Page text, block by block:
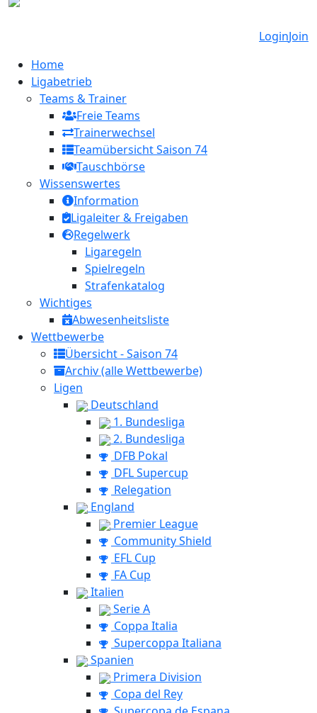
LoginJoin
Home
Ligabetrieb
Teams & Trainer
Freie Teams
Trainerwechsel
Teamübersicht Saison 74
Tauschbörse
Wissenswertes
Information
Ligaleiter & Freigaben
Regelwerk
Ligaregeln
Spielregeln
Strafenkatalog
Wichtiges
Abwesenheitsliste
Wettbewerbe
Übersicht - Saison 74
Archiv (alle Wettbewerbe)
Ligen
Deutschland
1. Bundesliga
2. Bundesliga
DFB Pokal
DFL Supercup
Relegation
England
Premier League
Community Shield
EFL Cup
FA Cup
Italien
Serie A
Coppa Italia
Supercoppa Italiana
Spanien
Primera Division
Copa del Rey